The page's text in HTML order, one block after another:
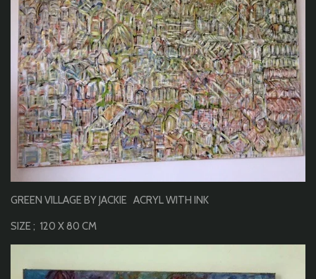
GREEN VILLAGE BY JACKIE ACRYL WITH INK
SIZE ; 120 X 80 CM